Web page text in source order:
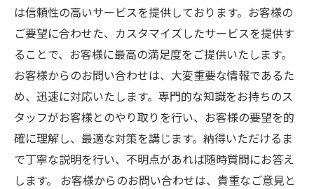
は信頼性の高いサービスを提供しております。お客様の
ご要望に合わせた、カスタマイズしたサービスを提供す
ることで、お客様に最高の満足度をご提供いたします。
お客様からのお問い合わせは、大変重要な情報であるた
め、迅速に対応いたします。専門的な知識をお持ちのス
タッフがお客様とのやり取りを行い、お客様の要望を的
確に理解し、最適な対策を講じます。納得いただけるま
で丁寧な説明を行い、不明点があれば随時質問にお答え
します。 お客様からのお問い合わせは、貴重なご意見と